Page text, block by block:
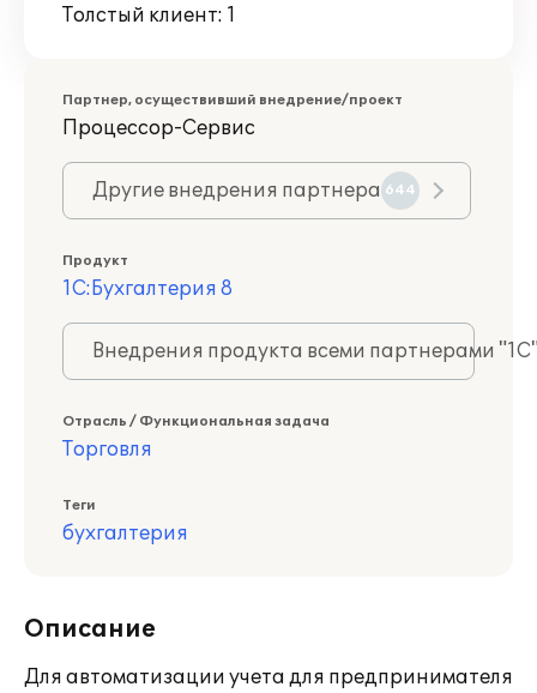
Толстый клиент: 1
Партнер, осуществивший внедрение/проект
Процессор-Сервис
Другие внедрения партнера 644
Продукт
1С:Бухгалтерия 8
Внедрения продукта всеми партнерами
Отрасль / Функциональная задача
Торговля
Теги
бухгалтерия
Описание
Для автоматизации учета для предпринимателя